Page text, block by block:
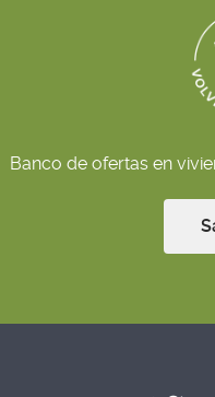
Banco de ofertas en